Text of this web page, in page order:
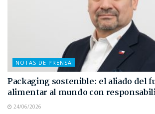
NOTAS DE PRENSA
Packaging sostenible: el aliado del
alimentar al mundo con
24/06/2026